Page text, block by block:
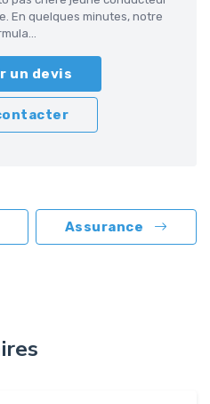
En quelques minutes, notre
un devis
Assurance